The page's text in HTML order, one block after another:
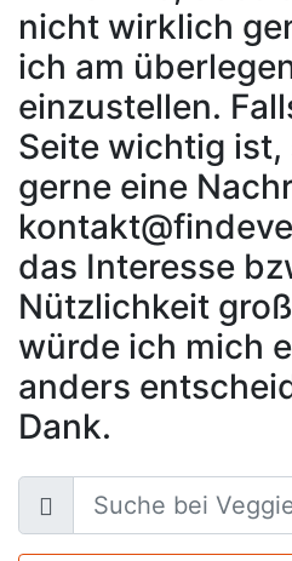
nicht wirklich
ich am
einzustellen.
Seite wichtig
gerne eine
das Interesse
Nützlichkeit
würde ich mich
anders
Dank.